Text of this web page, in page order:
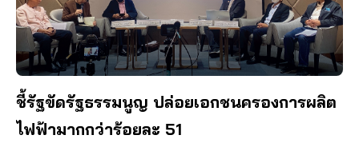
ชี้รัฐขัดรัฐธรรมนูญ ปล่อยเอกชนครองการผลิต
ไฟฟ้ามากกว่าร้อยละ 51